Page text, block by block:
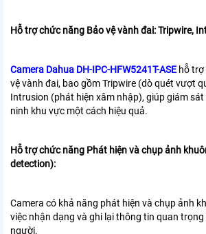
Hỗ trợ chức năng Bảo vệ vành đai: Tripwire,
Camera Dahua DH-IPC-HFW5241T-ASE hỗ
vệ vành đai, bao gồm Tripwire (dò quét vượt
Intrusion (phát hiện xâm nhập), giúp giám sát
ninh khu vực một cách hiệu quả.
Hỗ trợ chức năng Phát hiện và chụp ảnh
detection):
Camera có khả năng phát hiện và chụp ảnh
việc nhận dạng và ghi lại thông tin quan trọng
người.